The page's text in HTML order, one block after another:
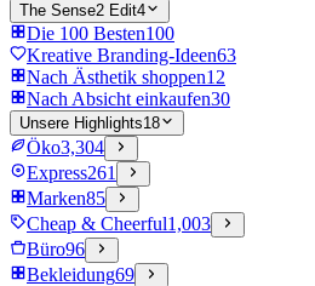
The Sense2 Edit4
Die 100 Besten100
Kreative Branding-Ideen63
Nach Ästhetik shoppen12
Nach Absicht einkaufen30
Unsere Highlights18
Öko3,304
Express261
Marken85
Cheap & Cheerful1,003
Büro96
Bekleidung69